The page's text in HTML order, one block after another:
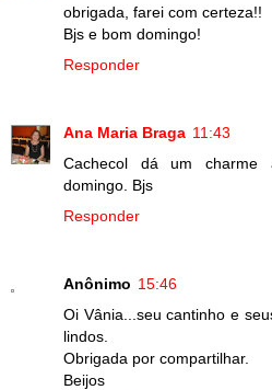
obrigada, farei com certeza!!
Bjs e bom domingo!
Responder
Ana Maria Braga 11:43
Cachecol dá um
domingo. Bjs
Responder
Anônimo 15:46
Oi Vânia...seu cantinho e
lindos.
Obrigada por compartilhar.
Beijos